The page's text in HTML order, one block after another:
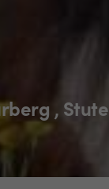
, Stute